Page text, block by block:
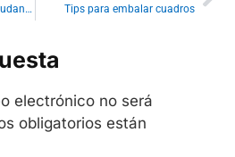
El papel del operario de mudanzas Tips para embalar cuadros
electrónico no será
obligatorios están